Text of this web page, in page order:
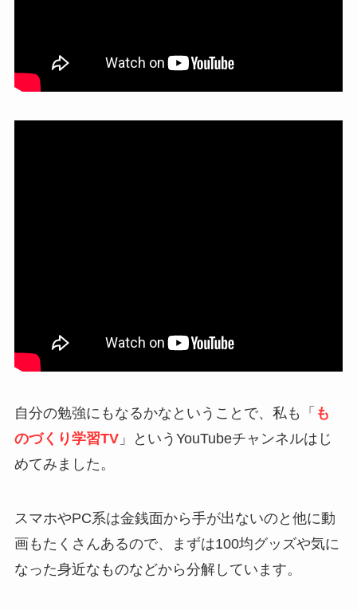
自分の勉強にもなるかなということで、私も「 も
のづくり学習TV」というYouTubeチャンネルはじ
めてみました。
スマホやPC系は金銭面から手が出ないのと他に動
画もたくさんあるので、まずは100均グッズや気に
なった身近なものなどから分解しています。